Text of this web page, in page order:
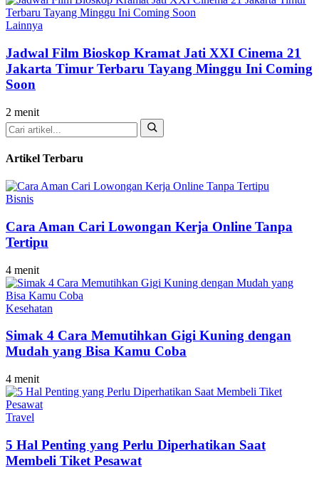
Lainnya
Jadwal Film Bioskop Kramat Jati XXI Cinema 21
Jakarta Timur Terbaru Tayang Minggu Ini Coming
Soon
2 menit
Cari
Artikel Terbaru
Bisnis
Cara Aman Cari Lowongan Kerja Online Tanpa
Tertipu
4 menit
Kesehatan
Simak 4 Cara Memutihkan Gigi Kuning dengan
Mudah yang Bisa Kamu Coba
4 menit
Travel
5 Hal Penting yang Perlu Diperhatikan Saat
Membeli Tiket Pesawat